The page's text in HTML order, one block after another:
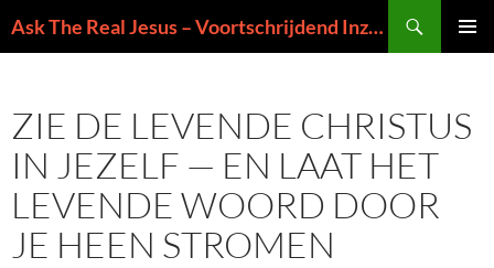
naar
Ask The Real Jesus – Voortschrijdend Inzicht in de Zin van het Leven
ZIE DE LEVENDE CHRISTUS
IN JEZELF — EN LAAT HET
LEVENDE WOORD DOOR
JE HEEN STROMEN